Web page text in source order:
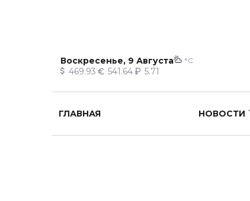
Воскресенье, 9 Августа °C
469.93 541.64 5.71
ГЛАВНАЯ НОВОСТИ